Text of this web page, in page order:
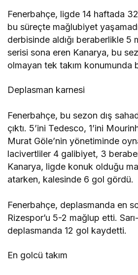
Fenerbahçe, ligde 14 haftada
bu süreçte mağlubiyet
derbisinde aldığı beraberlikle 5
serisi sona eren Kanarya, bu
olmayan tek takım konumunda
Deplasman karnesi
Fenerbahçe, bu sezon dış
çıktı. 5’ini Tedesco, 1’ini
Murat Göle’nin yönetiminde
lacivertliler 4 galibiyet, 3
Kanarya, ligde konuk olduğu
atarken, kalesinde 6 gol gördü.
Fenerbahçe, deplasmanda en
Rizespor’u 5-2 mağlup etti.
deplasmanda 12 gol kaydetti.
En golcü takım